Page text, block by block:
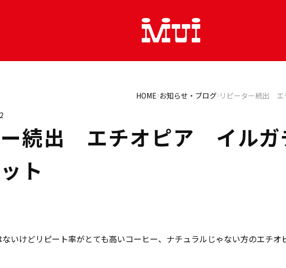
HOME お知らせ・ブログ リピーター続出
ー続出 エチオピア イル
ト
ないけどリピート率がとても高いコーヒー、ナチュラルじゃない方のエチ